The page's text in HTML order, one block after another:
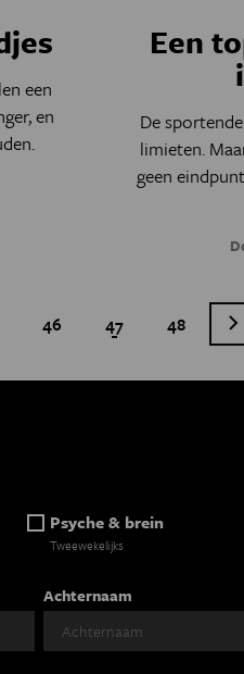
een
en
Een
De
limieten.
geen
Page
46 Huidige pagina
47 Page
48
Psyche & brein
Tweewekelijks
Achternaam